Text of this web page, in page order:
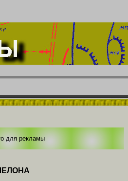
для рекламы